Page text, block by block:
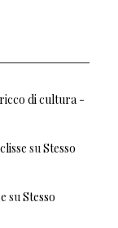
di cultura -
suStesso
suStesso